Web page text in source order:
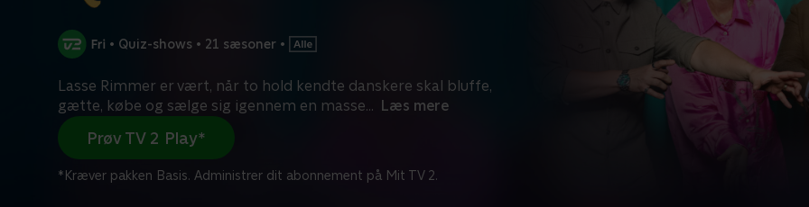
• Quiz-shows • 21 sæsoner •
Lasse Rimmer er vært, når to hold kendte danskere skal bluffe,
gætte, købe og sælge sig igennem en masse... Læs mere
Prøv TV 2 Play*
*Kræver pakken Basis. Administrer dit abonnement på Mit TV 2.